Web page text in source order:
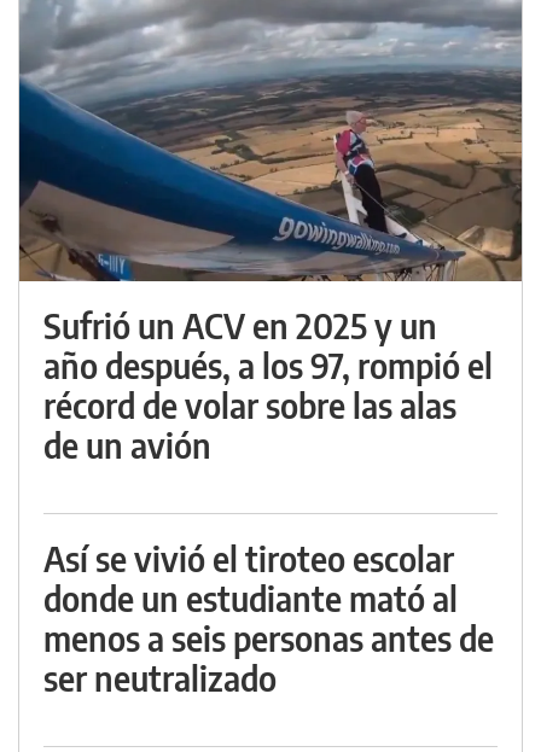
Sufrió un ACV en 2025 y un
año después, a los 97, rompió el
récord de volar sobre las alas
de un avión
Así se vivió el tiroteo escolar
donde un estudiante mató al
menos a seis personas antes de
ser neutralizado